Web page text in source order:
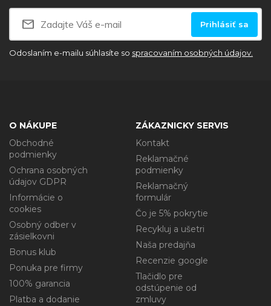
Prihlásiť sa
Odoslaním e-mailu súhlasíte so spracovaním osobných údajov.
O NÁKUPE
Obchodné
podmienky
Ochrana osobných
údajov GDPR
Informácie o
cookies
Osobný odber v
zásielkovni
Bonus klub
Ponuka pre firmy
100% garancia
Platba a dodanie
ZÁKAZNICKY SERVIS
Kontakt
Reklamačné
podmienky
Reklamačný
formulár
Čo je 5% pokrytie
Recykluj a ušetri
Naša predajňa
Recenzie google
Tlačidlo pre
odstúpenie od
zmluvy